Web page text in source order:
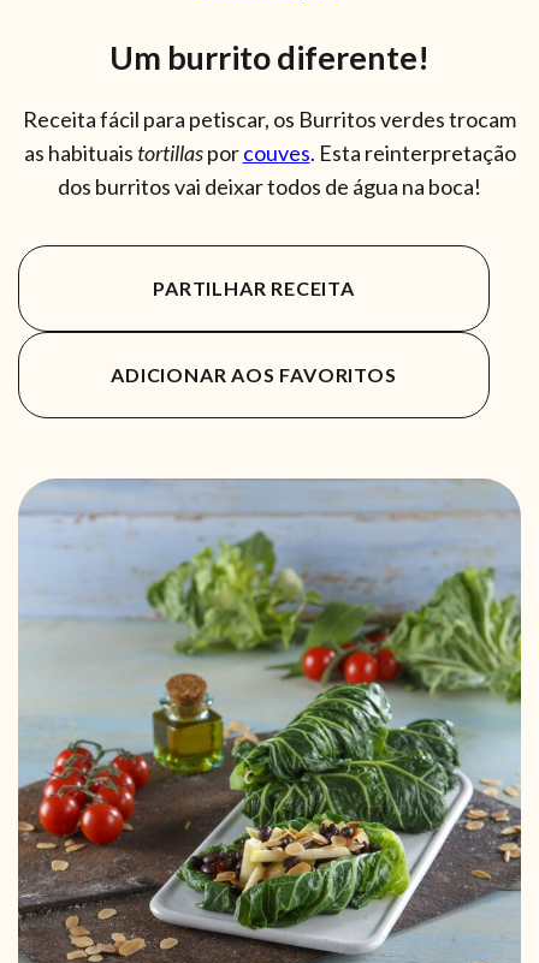
Um burrito diferente!
Receita fácil para petiscar, os Burritos verdes trocam
as habituais tortillasporcouves. Esta reinterpretação
dos burritos vai deixar todos de água na boca!
PARTILHAR RECEITA
ADICIONAR AOS FAVORITOS